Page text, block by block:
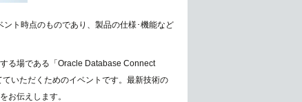
ト時点のものであり、製品の仕様･機能など
る場である「Oracle Database Connect
いただくためのイベントです。最新技術の
お伝えします。